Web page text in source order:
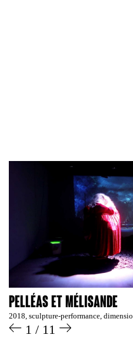
Pelléas et Mélisande
2018, sculpture-performance,
1 / 11